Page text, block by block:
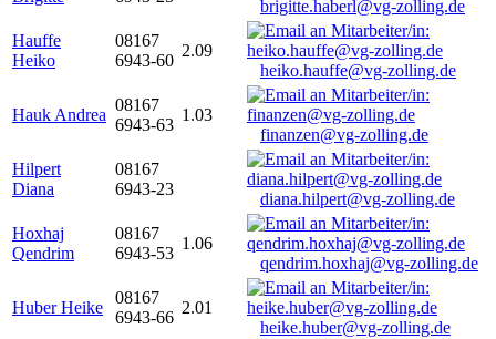
brigitte.haberl@vg-zolling.de
Hauffe
Heiko
08167
6943-60
2.09
heiko.hauffe@vg-zolling.de
Hauk Andrea
08167
6943-63
1.03
finanzen@vg-zolling.de
Hilpert
Diana
08167
6943-23
diana.hilpert@vg-zolling.de
Hoxhaj
Qendrim
08167
6943-53
1.06
qendrim.hoxhaj@vg-zolling.de
Huber Heike
08167
6943-66
2.01
heike.huber@vg-zolling.de